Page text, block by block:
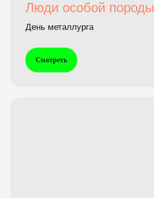
Люди особой породы
День металлурга
Смотреть